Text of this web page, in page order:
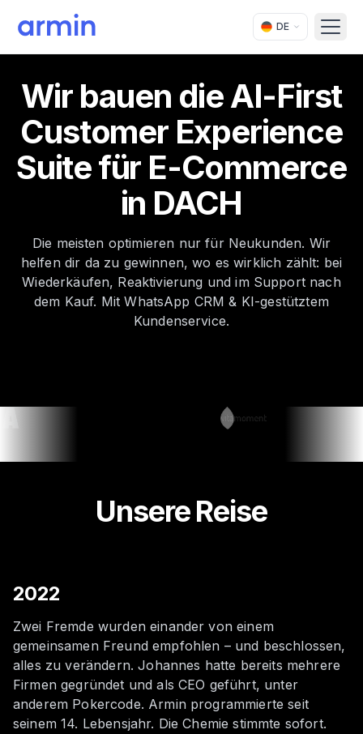
DE
Wir bauen die AI-First
Customer Experience
Suite für E-Commerce
in DACH
Die meisten optimieren nur für Neukunden. Wir
helfen dir da zu gewinnen, wo es wirklich zählt: bei
Wiederkäufen, Reaktivierung und im Support nach
dem Kauf. Mit WhatsApp CRM & KI-gestütztem
Kundenservice.
Unsere Reise
2022
Zwei Fremde wurden einander von einem
gemeinsamen Freund empfohlen – und beschlossen,
alles zu verändern. Johannes hatte bereits mehrere
Firmen gegründet und als CEO geführt, unter
anderem Pokercode. Armin programmierte seit
seinem 14. Lebensjahr. Die Chemie stimmte sofort.